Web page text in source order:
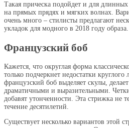
Такая прическа подойдет и для
на прямых прядях и мягких волнах.
очень много – стилисты предлагают
укладок для модного в 2018 году образа.
Французский боб
Кажется, что округлая форма
только подчеркнет недостатки
французский боб выделяет скулы,
драматичными и выразительными.
добавят утонченности. Эта стрижка не
течение десятилетий.
Существует несколько вариантов этой